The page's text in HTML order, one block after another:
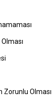
Zorunlu Olması